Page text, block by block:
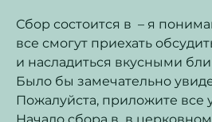
Сбор состоится в – я
все смогут приехать
и насладиться вкусными
Было бы замечательно
Пожалуйста, приложите все